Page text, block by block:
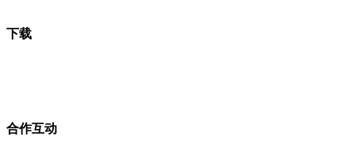
下载
合作互动